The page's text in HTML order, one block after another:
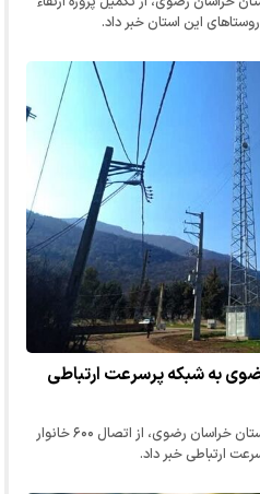
این استان خبر داد.
رضوی به شبکه پرسرعت ارتباطی
مدیر کل ارتباطات و فناوری اطلاعات استان خراسان رضوی، از اتصال ۶۰۰ خانوار
ارتباطی خبر داد.